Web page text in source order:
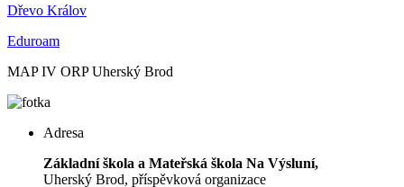
Dřevo Králov
Eduroam
MAP IV ORP Uherský Brod
Adresa
Základní škola a Mateřská škola Na Výsluní,
Uherský Brod, příspěvková organizace